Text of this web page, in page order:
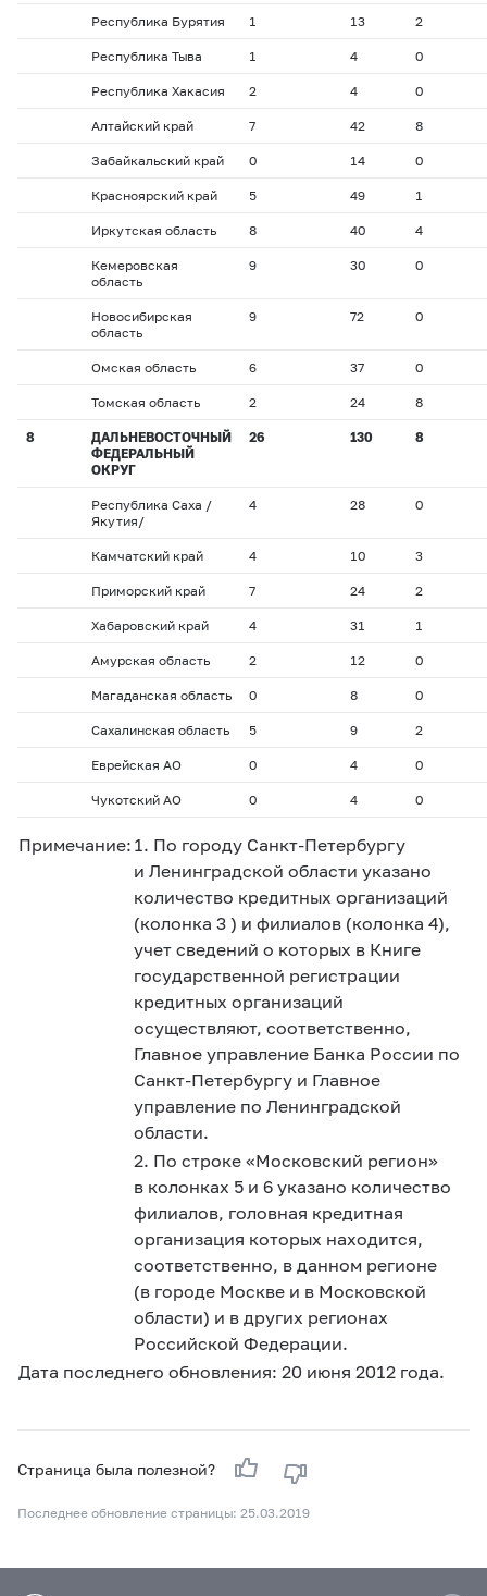
Республика Бурятия 1 13 2
Республика Тыва 1 4 0
Республика Хакасия 2 4 0
Алтайский край 7 42 8
Забайкальский край 0 14 0
Красноярский край 5 49 1
Иркутская область 8 40 4
Кемеровская
область
9 30 0
Новосибирская
область
9 72 0
Омская область 6 37 0
Томская область 2 24 8
8
ДАЛЬНЕВОСТОЧНЫЙ
ФЕДЕРАЛЬНЫЙ
ОКРУГ
26 130 8
Республика Саха /
Якутия/
4 28 0
Камчатский край 4 10 3
Приморский край 7 24 2
Хабаровский край 4 31 1
Амурская область 2 12 0
Магаданская область 0 8 0
Сахалинская область 5 9 2
Еврейская АО 0 4 0
Чукотский АО 0 4 0
Примечание: 1. По городу Санкт-Петербургу
и Ленинградской области указано
количество кредитных организаций
(колонка 3 ) и филиалов (колонка 4),
учет сведений о которых в Книге
государственной регистрации
кредитных организаций
осуществляют, соответственно,
Главное управление Банка России по
Санкт-Петербургу и Главное
управление по Ленинградской
области.
2. По строке «Московский регион»
в колонках 5 и 6 указано количество
филиалов, головная кредитная
организация которых находится,
соответственно, в данном регионе
(в городе Москве и в Московской
области) и в других регионах
Российской Федерации.
Дата последнего обновления: 20 июня 2012 года.
Страница была полезной?
Последнее обновление страницы: 25.03.2019